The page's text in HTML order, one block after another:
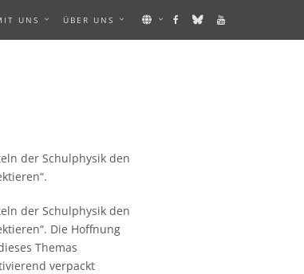
UNS ÜBER UNS
der Schulphysik den
der Schulphysik den
Die Hoffnung
Themas
verpackt